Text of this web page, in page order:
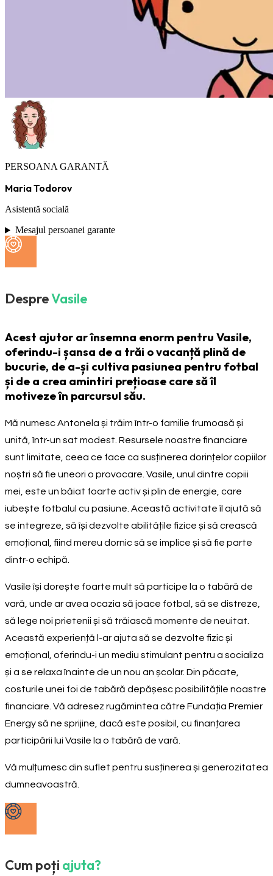
PERSOANA GARANTĂ
Maria Todorov
Asistentă socială
Mesajul persoanei garante
DespreVasile
Acest ajutor ar însemna enorm pentru Vasile,
oferindu-i șansa de a trăi o vacanță plină de
bucurie, de a-și cultiva pasiunea pentru fotbal
și de a crea amintiri prețioase care să îl
motiveze în parcursul său.
Mă numesc Antonela și trăim într-o familie frumoasă și
unită, într-un sat modest. Resursele noastre financiare
sunt limitate, ceea ce face ca susținerea dorințelor copiilor
noștri să fie uneori o provocare. Vasile, unul dintre copiii
mei, este un băiat foarte activ și plin de energie, care
iubește fotbalul cu pasiune. Această activitate îl ajută să
se integreze, să își dezvolte abilitățile fizice și să crească
emoțional, fiind mereu dornic să se implice și să fie parte
dintr-o echipă.
Vasile își dorește foarte mult să participe la o tabără de
vară, unde ar avea ocazia să joace fotbal, să se distreze,
să lege noi prietenii și să trăiască momente de neuitat.
Această experiență l-ar ajuta să se dezvolte fizic și
emoțional, oferindu-i un mediu stimulant pentru a socializa
și a se relaxa înainte de un nou an școlar. Din păcate,
costurile unei foi de tabără depășesc posibilitățile noastre
financiare. Vă adresez rugămintea către Fundația Premier
Energy să ne sprijine, dacă este posibil, cu finanțarea
participării lui Vasile la o tabără de vară.
Vă mulțumesc din suflet pentru susținerea și generozitatea
dumneavoastră.
Cum poți ajuta?